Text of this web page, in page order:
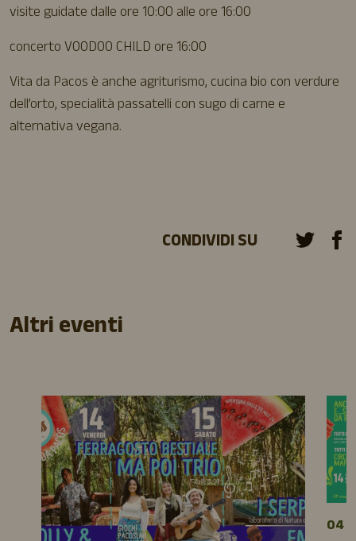
visite guidate dalle ore 10:00 alle ore 16:00
concerto VOODOO CHILD ore 16:00
Vita da Pacos è anche agriturismo, cucina bio con verdure
dell’orto, specialità passatelli con sugo di carne e
alternativa vegana.
CONDIVIDI SU
Altri eventi
04